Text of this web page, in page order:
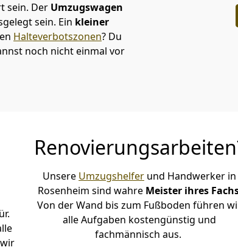
sein. Der Umzugswagen
sein. Ein kleiner
Halteverbotszonen? Du
noch nicht einmal vor
Unsere Umzugshelfer und Handwerker in
Rosenheim sind wahre Meister ihres
Von der Wand bis zum Fußboden führen
alle Aufgaben kostengünstig und
fachmännisch aus.